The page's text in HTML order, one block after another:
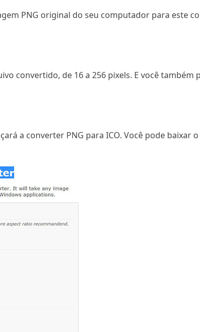
PNG original do seu computador para este
convertido, de 16 a 256 pixels. E você também
a converter PNG para ICO. Você pode baixar